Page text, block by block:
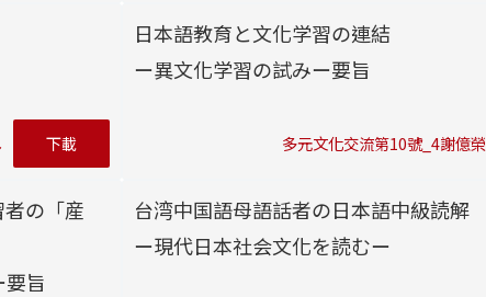
下載
日本語教育と文化学習の連結
ー異文化学習の試みー要旨
多元文化交流第10號_4謝億榮
の「産
旨
台湾中国語母語話者の日本語中級読解
ー現代日本社会文化を読むー